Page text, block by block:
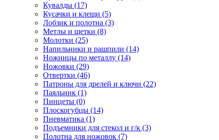
Кувалды (17)
Кусачки и клещи (5)
Лобзик и полотна (3)
Метлы и щетки (8)
Молотки (25)
Напильники и рашпили (14)
Ножницы по металлу (14)
Ножовки (29)
Отвертки (46)
Патроны для дрелей и ключи (22)
Паяльник (1)
Пинцеты (0)
Плоскогубцы (14)
Пневматика (1)
Подъемники для стекол и г/к (3)
Полотна для ножовок (7)